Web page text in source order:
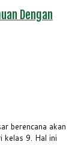
Dengan
berencana akan
kelas 9. Hal ini